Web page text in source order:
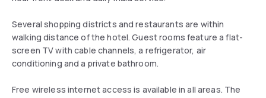
Several shopping districts and restaurants are within
walking distance of the hotel. Guest rooms feature a flat-
screen TV with cable channels, a refrigerator, air
conditioning and a private bathroom.
Free wireless internet access is available in all areas. The